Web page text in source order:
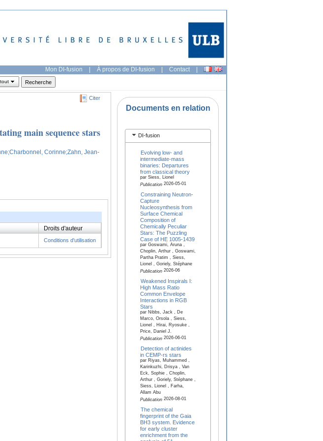
Mon DI-fusion | À propos de DI-fusion | Contact |
Citer
main sequence stars
;Charbonnel, Corinne;Zahn, Jean-
Droits d'auteur
Conditions d'utilisation
Documents en relation
DI-fusion
Evolving low- and
intermediate-mass
binaries: Departures
from classical theory
par Siess, Lionel
Publication2026-05-01
Constraining Neutron-
Capture
Nucleosynthesis from
Surface Chemical
Composition of
Chemically Peculiar
Stars: The Puzzling
Case of HE 1005-1439
par Goswami, Aruna ,
Choplin, Arthur , Goswami,
Partha Pratim , Siess,
Lionel , Goriely, Stéphane
Publication2026-06
Weakened Inspirals I:
High Mass Ratio
Common Envelope
Interactions in RGB
Stars
par Nibbs, Jack , De
Marco, Orsola , Siess,
Lionel , Hirai, Ryosuke ,
Price, Daniel J.
Publication2026-06-01
Detection of actinides
in CEMP-rs stars
par Riyas, Muhammed ,
Karinkuzhi, Drisya , Van
Eck, Sophie , Choplin,
Arthur , Goriely, Stéphane ,
Siess, Lionel , Farha,
Allam Abu
Publication2026-08-01
The chemical
fingerprint of the Gaia
BH3 system. Evidence
for early cluster
enrichment from the